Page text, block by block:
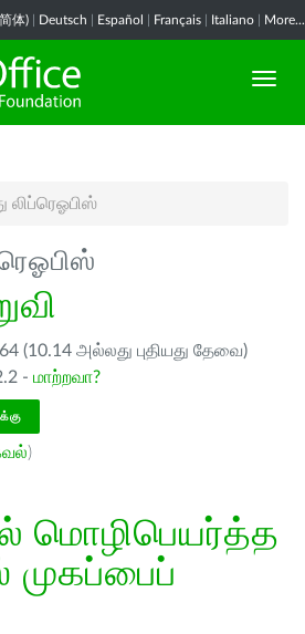
体) Deutsch Español Français Italiano More...
லிப்ரெஓபிஸ்
(10.14 அல்லது புதியது தேவை)
- மாற்றவா?
)
மொழிபெயர்த்த
முகப்பைப்